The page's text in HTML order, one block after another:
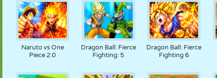
Naruto vs One
Piece 2.0
Dragon Ball: Fierce
Fighting: 5
Dragon Ball: Fierce
Fighting 6